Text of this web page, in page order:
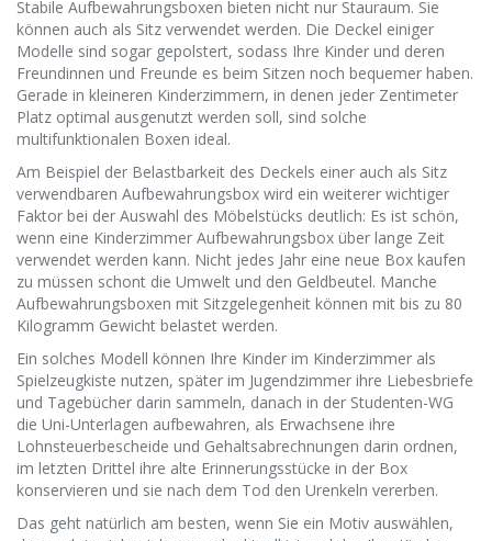
Stabile Aufbewahrungsboxen bieten nicht nur Stauraum. Sie
können auch als Sitz verwendet werden. Die Deckel einiger
Modelle sind sogar gepolstert, sodass Ihre Kinder und deren
Freundinnen und Freunde es beim Sitzen noch bequemer haben.
Gerade in kleineren Kinderzimmern, in denen jeder Zentimeter
Platz optimal ausgenutzt werden soll, sind solche
multifunktionalen Boxen ideal.
Am Beispiel der Belastbarkeit des Deckels einer auch als Sitz
verwendbaren Aufbewahrungsbox wird ein weiterer wichtiger
Faktor bei der Auswahl des Möbelstücks deutlich: Es ist schön,
wenn eine Kinderzimmer Aufbewahrungsbox über lange Zeit
verwendet werden kann. Nicht jedes Jahr eine neue Box kaufen
zu müssen schont die Umwelt und den Geldbeutel. Manche
Aufbewahrungsboxen mit Sitzgelegenheit können mit bis zu 80
Kilogramm Gewicht belastet werden.
Ein solches Modell können Ihre Kinder im Kinderzimmer als
Spielzeugkiste nutzen, später im Jugendzimmer ihre Liebesbriefe
und Tagebücher darin sammeln, danach in der Studenten-WG
die Uni-Unterlagen aufbewahren, als Erwachsene ihre
Lohnsteuerbescheide und Gehaltsabrechnungen darin ordnen,
im letzten Drittel ihre alte Erinnerungsstücke in der Box
konservieren und sie nach dem Tod den Urenkeln vererben.
Das geht natürlich am besten, wenn Sie ein Motiv auswählen,